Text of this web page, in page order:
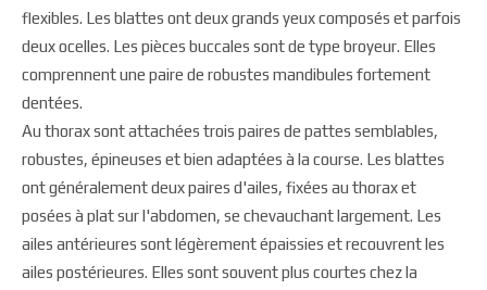
flexibles. Les blattes ont deux grands yeux composés et parfois
deux ocelles. Les pièces buccales sont de type broyeur. Elles
comprennent une paire de robustes mandibules fortement
dentées.
Au thorax sont attachées trois paires de pattes semblables,
robustes, épineuses et bien adaptées à la course. Les blattes
ont généralement deux paires d'ailes, fixées au thorax et
posées à plat sur l'abdomen, se chevauchant largement. Les
ailes antérieures sont légèrement épaissies et recouvrent les
ailes postérieures. Elles sont souvent plus courtes chez la